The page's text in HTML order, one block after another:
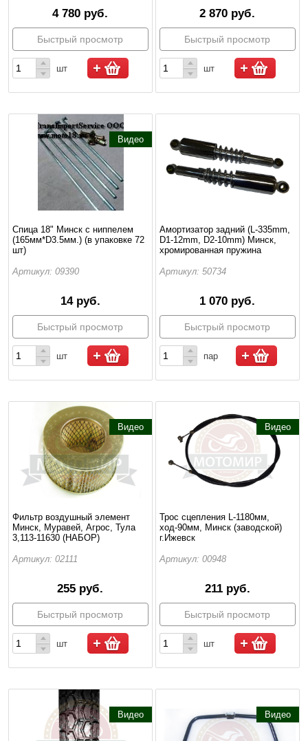
4 780 руб.
Быстрый просмотр
шт
2 870 руб.
Быстрый просмотр
шт
Видео
Спица 18" Минск с ниппелем
(165мм*D3.5мм.) (в упаковке 72
шт)
Артикул: 09390
14 руб.
Быстрый просмотр
шт
Амортизатор задний (L-335mm,
D1-12mm, D2-10mm) Минск,
хромированная пружина
Артикул: 50734
1 070 руб.
Быстрый просмотр
пар
Видео
Фильтр воздушный элемент
Минск, Муравей, Агрос, Тула
3,113-11630 (НАБОР)
Артикул: 02111
255 руб.
Быстрый просмотр
шт
Видео
Трос сцепления L-1180мм,
ход-90мм, Минск (заводской)
г.Ижевск
Артикул: 00948
211 руб.
Быстрый просмотр
шт
Видео Видео